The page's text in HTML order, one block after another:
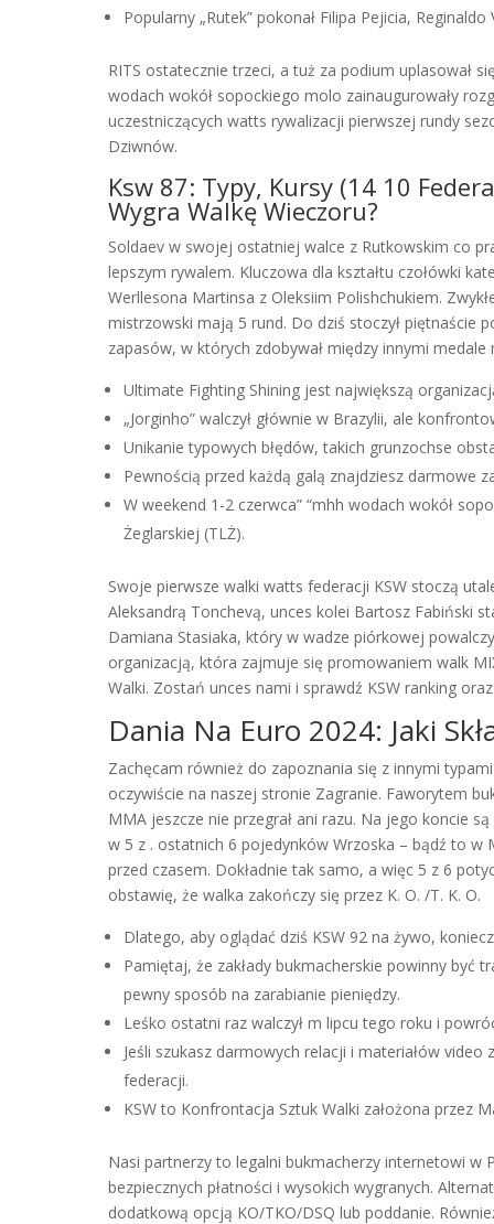
Popularny „Rutek” pokonał Filipa Pejicia,
RITS ostatecznie trzeci, a tuż za podium uplasował
wodach wokół sopockiego molo zainaugurowały
uczestniczących watts rywalizacji pierwszej rundy
Dziwnów.
Ksw 87: Typy, Kursy (14 10
Wygra Walkę Wieczoru?
Soldaev w swojej ostatniej walce z Rutkowskim co
lepszym rywalem. Kluczowa dla kształtu czołówki
Werllesona Martinsa z Oleksiim Polishchukiem.
mistrzowski mają 5 rund. Do dziś stoczył piętnaście
zapasów, w których zdobywał między innymi
Ultimate Fighting Shining jest największą
„Jorginho” walczył głównie w Brazylii, ale
Unikanie typowych błędów, takich grunzochse
Pewnością przed każdą galą znajdziesz darmowe
W weekend 1-2 czerwca” “mhh wodach wokół
Żeglarskiej (TLŻ).
Swoje pierwsze walki watts federacji KSW stoczą
Aleksandrą Tonchevą, unces kolei Bartosz Fabiński
Damiana Stasiaka, który w wadze piórkowej
organizacją, która zajmuje się promowaniem walk
Walki. Zostań unces nami i sprawdź KSW ranking
Dania Na Euro 2024: Jaki
Zachęcam również do zapoznania się z innymi
oczywiście na naszej stronie Zagranie. Faworytem
MMA jeszcze nie przegrał ani razu. Na jego koncie
w 5 z . ostatnich 6 pojedynków Wrzoska – bądź to w
przed czasem. Dokładnie tak samo, a więc 5 z 6
obstawię, że walka zakończy się przez K. O. /T. K. O.
Dlatego, aby oglądać dziś KSW 92 na żywo,
Pamiętaj, że zakłady bukmacherskie powinny być
pewny sposób na zarabianie pieniędzy.
Leśko ostatni raz walczył m lipcu tego roku i
Jeśli szukasz darmowych relacji i materiałów
federacji.
KSW to Konfrontacja Sztuk Walki założona przez
Nasi partnerzy to legalni bukmacherzy internetowi w
bezpiecznych płatności i wysokich wygranych.
dodatkową opcją KO/TKO/DSQ lub poddanie.